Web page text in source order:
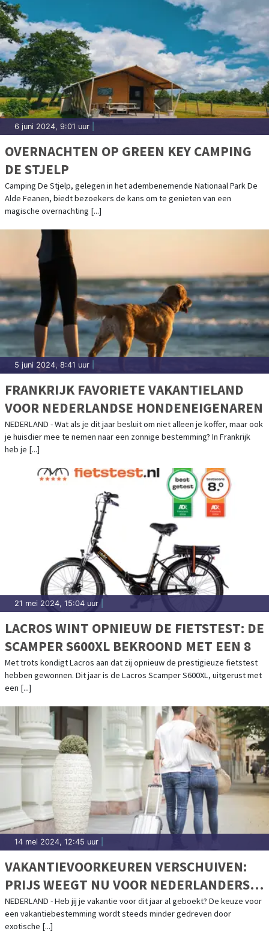
6 juni 2024, 9:01 uur
OVERNACHTEN OP GREEN KEY CAMPING
DE STJELP
Camping De Stjelp, gelegen in het adembenemende Nationaal Park De
Alde Feanen, biedt bezoekers de kans om te genieten van een
magische overnachting [...]
5 juni 2024, 8:41 uur
FRANKRIJK FAVORIETE VAKANTIELAND
VOOR NEDERLANDSE HONDENEIGENAREN
NEDERLAND - Wat als je dit jaar besluit om niet alleen je koffer, maar ook
je huisdier mee te nemen naar een zonnige bestemming? In Frankrijk
heb je [...]
21 mei 2024, 15:04 uur
LACROS WINT OPNIEUW DE FIETSTEST: DE
SCAMPER S600XL BEKROOND MET EEN 8
Met trots kondigt Lacros aan dat zij opnieuw de prestigieuze fietstest
hebben gewonnen. Dit jaar is de Lacros Scamper S600XL, uitgerust met
een [...]
14 mei 2024, 12:45 uur
VAKANTIEVOORKEUREN VERSCHUIVEN:
PRIJS WEEGT NU VOOR NEDERLANDERS
ZWAARDER DAN BESTEMMING
NEDERLAND - Heb jij je vakantie voor dit jaar al geboekt? De keuze voor
een vakantiebestemming wordt steeds minder gedreven door
exotische [...]